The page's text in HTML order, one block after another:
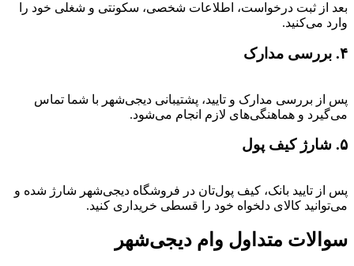
بعد از ثبت درخواست، اطلاعات شخصی، سکونتی و شغلی خود را
وارد می‌کنید.
۴. بررسی مدارک
پس از بررسی مدارک و تایید، پشتیبانی دیجی‌شهر با شما تماس
می‌گیرد و هماهنگی‌های لازم انجام می‌شود.
۵. شارژ کیف پول
پس از تایید بانک، کیف پول‌تان در فروشگاه دیجی‌شهر شارژ شده و
می‌توانید کالای دلخواه خود را قسطی خریداری کنید.
سوالات متداول وام دیجی‌شهر